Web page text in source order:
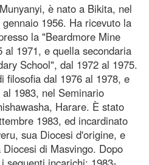
è nato a Bikita, nel
1956. Ha ricevuto la
la "Beardmore Mine
1971, e quella secondaria
School", dal 1972 al 1975.
filosofia dal 1976 al 1978, e
1983, nel Seminario
Harare. È stato
1983, ed incardinato
sua Diocesi d'origine, e
di Masvingo. Dopo